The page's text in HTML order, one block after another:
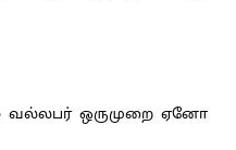
வல்லபர் ஒருமுறை ஏனோ